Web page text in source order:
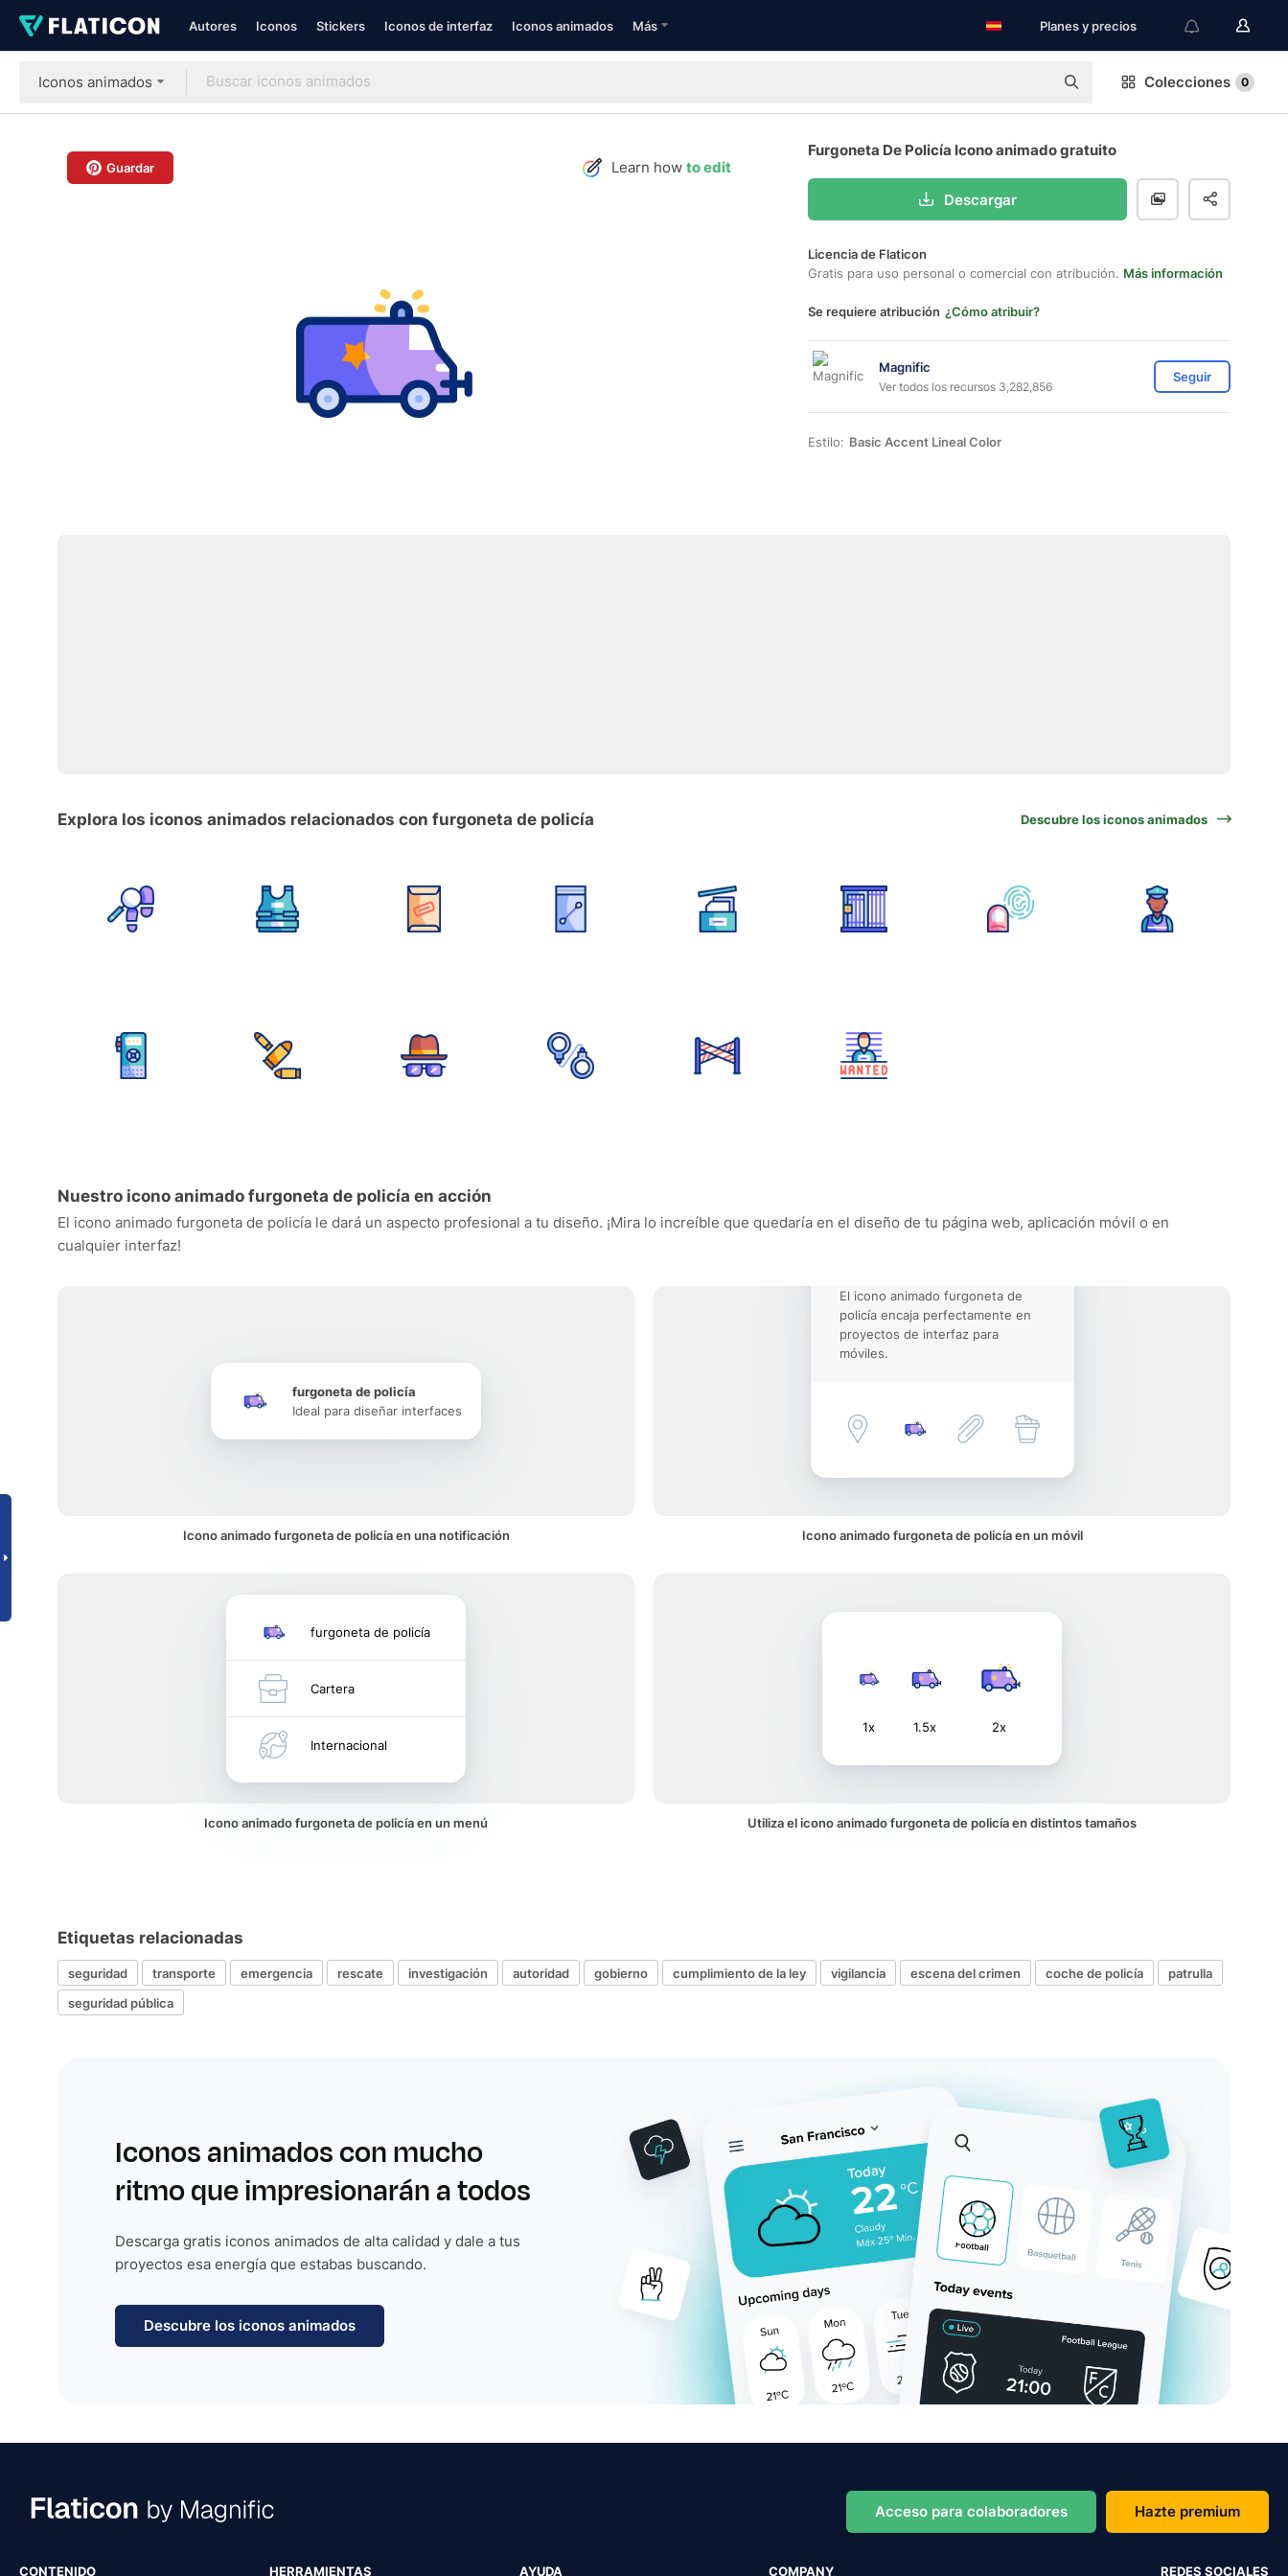
Autores Iconos Stickers Iconos de interfaz Iconos animados Más Planes y precios
Iconos animados Colecciones 0
Guardar Learn how to edit
Furgoneta De Policía Icono animado gratuito
Descargar
Licencia de Flaticon
Gratis para uso personal o comercial con atribución. Más información
Se requiere atribución ¿Cómo atribuir?
Magnific
Ver todos los recursos 3,282,856
Seguir
Estilo: Basic Accent Lineal Color
Explora los iconos animados relacionados con furgoneta de policía Descubre los iconos animados
Nuestro icono animado furgoneta de policía en acción
El icono animado furgoneta de policía le dará un aspecto profesional a tu diseño. ¡Mira lo increíble que quedaría en el diseño de tu página web, aplicación móvil o en
cualquier interfaz!
furgoneta de policía
Ideal para diseñar interfaces
Icono animado furgoneta de policía en una notificación
El icono animado furgoneta de
policía encaja perfectamente en
proyectos de interfaz para
móviles.
Icono animado furgoneta de policía en un móvil
furgoneta de policía
Cartera
Internacional
Icono animado furgoneta de policía en un menú
1x 1.5x 2x
Utiliza el icono animado furgoneta de policía en distintos tamaños
Etiquetas relacionadas
seguridad transporte emergencia rescate investigación autoridad gobierno cumplimiento de la ley vigilancia escena del crimen coche de policía
patrulla
seguridad pública
Iconos animados con mucho
ritmo que impresionarán a todos
Descarga gratis iconos animados de alta calidad y dale a tus
proyectos esa energía que estabas buscando.
Descubre los iconos animados
Acceso para colaboradores Hazte premium
CONTENIDO HERRAMIENTAS AYUDA COMPANY REDES SOCIALES